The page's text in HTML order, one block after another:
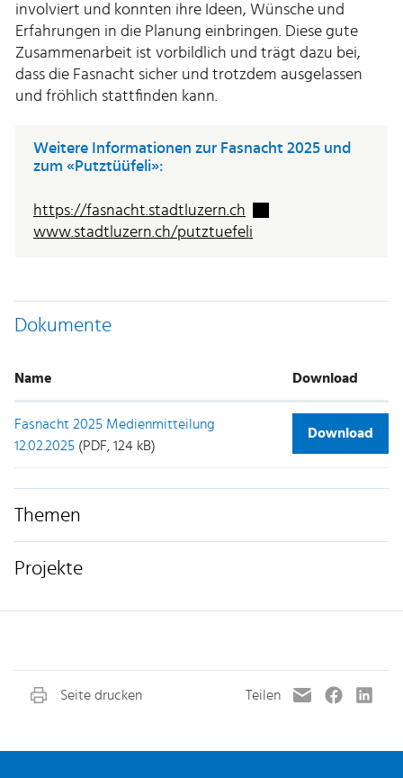
involviert und konnten ihre Ideen, Wünsche und
Erfahrungen in die Planung einbringen. Diese gute
Zusammenarbeit ist vorbildlich und trägt dazu bei,
dass die Fasnacht sicher und trotzdem ausgelassen
und fröhlich stattfinden kann.
Weitere Informationen zur Fasnacht 2025 und
zum «Putztüüfeli»:
https://fasnacht.stadtluzern.ch
www.stadtluzern.ch/putztuefeli
Dokumente
Name Download
Fasnacht 2025 Medienmitteilung
12.02.2025 (PDF, 124 kB)
Download
Themen
Projekte